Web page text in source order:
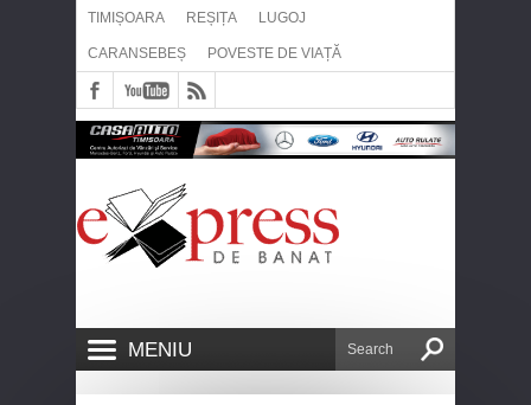
TIMIȘOARA REȘIȚA LUGOJ
CARANSEBEȘ POVESTE DE VIAȚĂ
MENIU